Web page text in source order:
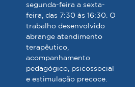
segunda-feira a sexta-
feira, das 7:30 às 16:30. O
trabalho desenvolvido
abrange atendimento
terapêutico,
acompanhamento
pedagógico, psicossocial
e estimulação precoce.